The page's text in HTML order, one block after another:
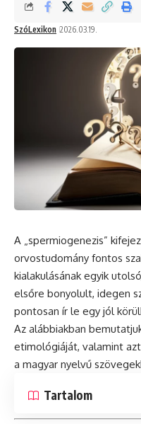
SzóLexikon 2026.03.19.
A „spermiogenezis”
orvostudomány fontos
kialakulásának egyik
elsőre bonyolult, idegen
pontosan ír le egy jól
Az alábbiakban
etimológiáját, valamint
a magyar nyelvű
Tartalom